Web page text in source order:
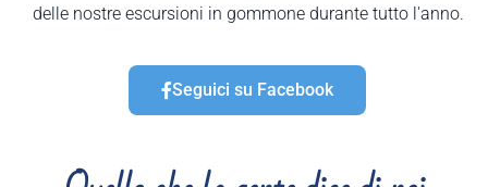
delle nostre escursioni in gommone durante tutto l'anno.
Seguici su Facebook